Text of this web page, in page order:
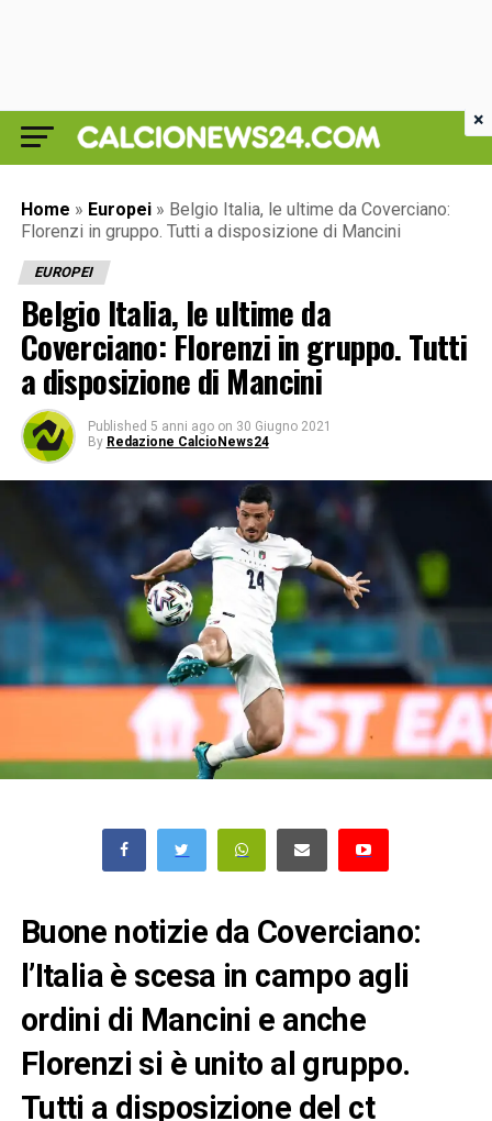
Home » Europei » Belgio Italia, le ultime da Coverciano:
Florenzi in gruppo. Tutti a disposizione di Mancini
EUROPEI
Belgio Italia, le ultime da
Coverciano: Florenzi in gruppo. Tutti
a disposizione di Mancini
Published 5 anni ago on 30 Giugno 2021
By Redazione CalcioNews24
Buone notizie da Coverciano:
l’Italia è scesa in campo agli
ordini di Mancini e anche
Florenzi si è unito al gruppo.
Tutti a disposizione del ct
×